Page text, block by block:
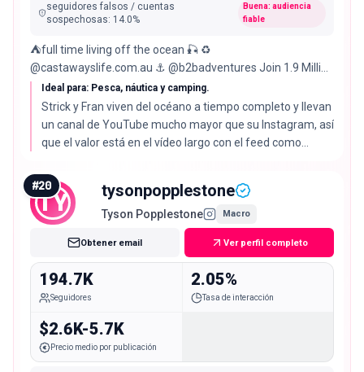
seguidores falsos / cuentas
sospechosas: 14.0%
Buena: audiencia
fiable
⛺️full time living off the ocean 🎣 ♻️
@castawayslife.com.au ⚓️ @b2badventures Join 1.9 Million
+ on YouTube 🍿📺
Ideal para: Pesca, náutica y camping.
Strick y Fran viven del océano a tiempo completo y llevan
un canal de YouTube mucho mayor que su Instagram, así
que el valor está en el vídeo largo con el feed como
de la mediana del 2.72%.
TY
#20 tysonpopplestone
Tyson Popplestone Macro
Obtener email Ver perfil completo
194.7K
Seguidores
2.05%
Tasa de interacción
$2.6K-5.7K
Precio medio por publicación